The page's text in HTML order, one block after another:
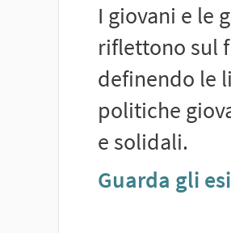
I giovani e le
riflettono sul
definendo le
politiche
e solidali.
Guarda gli